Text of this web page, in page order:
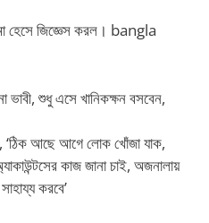
হেসে জিজ্ঞেস করল। bangla
শুধু এসে খানিকক্ষন বসবেন,
‘ঠিক আছে আগে লোক খোঁজা যাক,
কাজ জানা চাই, অজনালায়
করবে’